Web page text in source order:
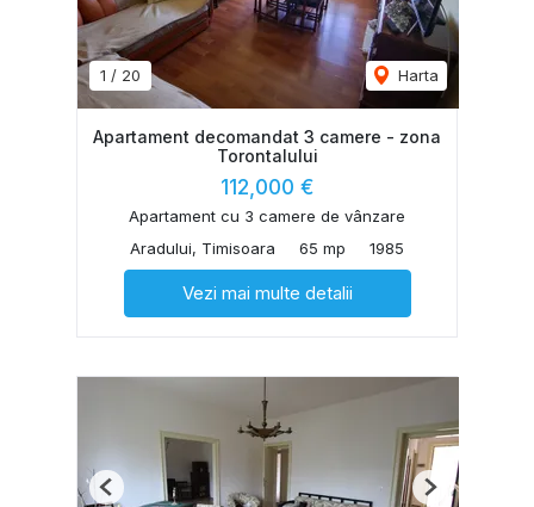
1 / 20 Harta
Apartament decomandat 3 camere - zona
Torontalului
112,000 €
Apartament cu 3 camere de vânzare
Aradului, Timisoara
65 mp 1985
Vezi mai multe detalii
Previous Next